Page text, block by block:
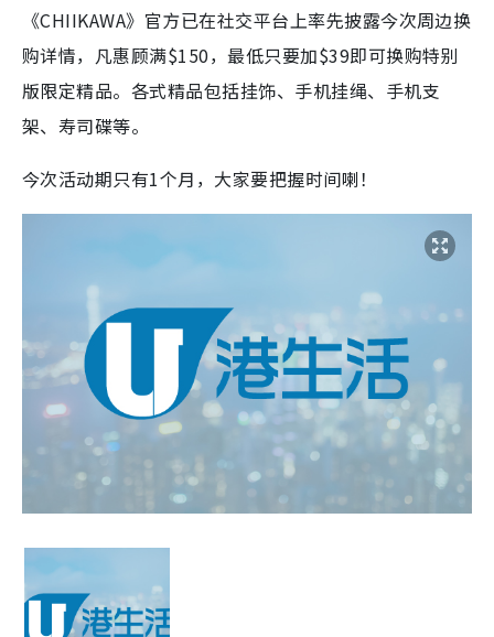
《CHIIKAWA》官方已在社交平台上率先披露今次周边换
购详情，凡惠顾满$150，最低只要加$39即可换购特别
版限定精品。各式精品包括挂饰、手机挂绳、手机支
架、寿司碟等。
今次活动期只有1个月，大家要把握时间喇！